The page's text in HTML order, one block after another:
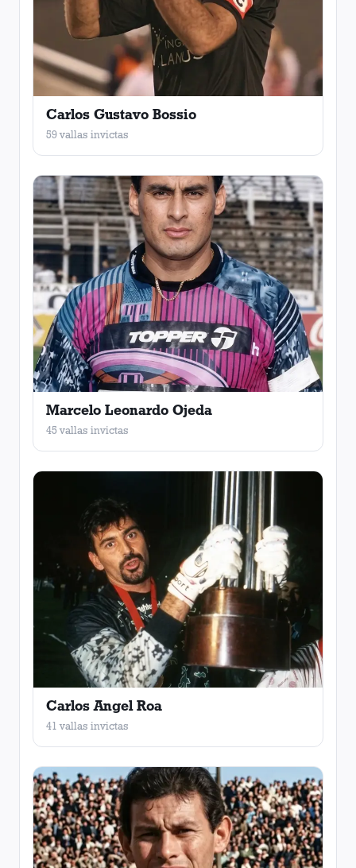
Carlos Gustavo Bossio
59 vallas invictas
Marcelo Leonardo Ojeda
45 vallas invictas
Carlos Angel Roa
41 vallas invictas